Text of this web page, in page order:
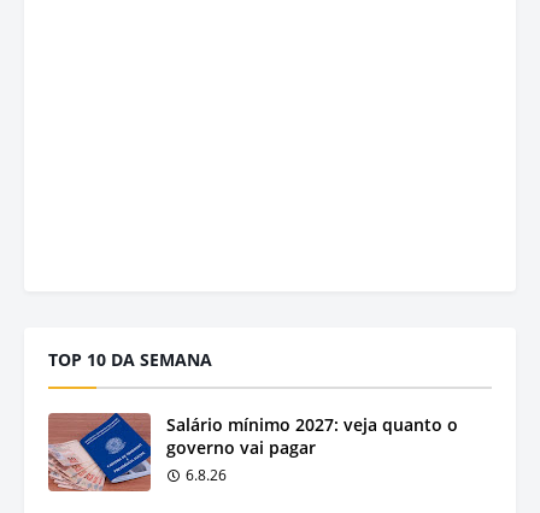
TOP 10 DA SEMANA
Salário mínimo 2027: veja quanto o
governo vai pagar
6.8.26